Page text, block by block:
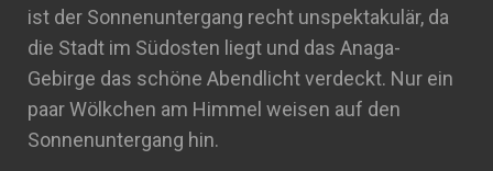
ist der Sonnenuntergang recht unspektakulär, da
die Stadt im Südosten liegt und das Anaga-
Gebirge das schöne Abendlicht verdeckt. Nur ein
paar Wölkchen am Himmel weisen auf den
Sonnenuntergang hin.